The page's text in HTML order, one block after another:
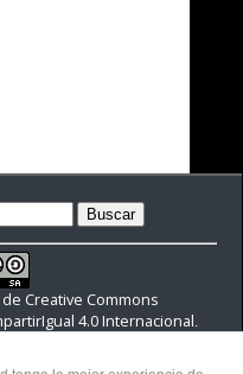
Creative Commons
4.0 Internacional.